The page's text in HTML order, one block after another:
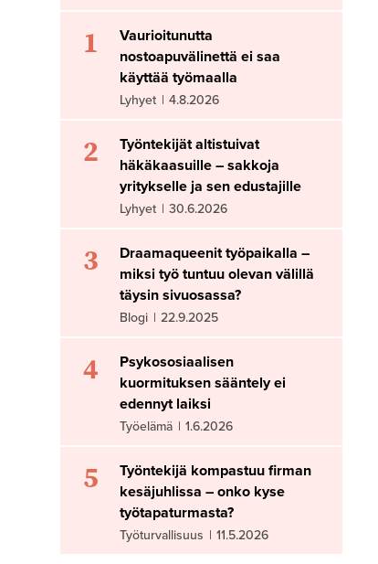
1
Vaurioitunutta
nostoapuvälinettä ei saa
käyttää työmaalla
Lyhyet | 4.8.2026
2
Työntekijät altistuivat
häkäkaasuille – sakkoja
yritykselle ja sen edustajille
Lyhyet | 30.6.2026
3
Draamaqueenit työpaikalla –
miksi työ tuntuu olevan välillä
täysin sivuosassa?
Blogi | 22.9.2025
4
Psykososiaalisen
kuormituksen sääntely ei
edennyt laiksi
Työelämä | 1.6.2026
5
Työntekijä kompastuu firman
kesäjuhlissa – onko kyse
työtapaturmasta?
Työturvallisuus | 11.5.2026